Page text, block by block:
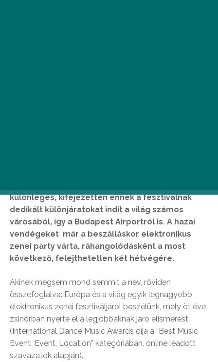
különleges, kifejezetten ennek a fesztiválnak
dedikált különjáratokat indít a világ számos
városából, így a Budapest Airportról is. A hazai
vendégeket már a beszálláskor elektronikus
zenei party várta, ráhangolódásként a most
következő, felejthetetlen két hétvégére.
Akinek mégsem mond semmit a név, röviden
összefoglalva: Európa és a világ egyik legnagyobb
elektronikus zenei fesztiváljáról beszélünk, mely öt éve
zsinórban nyerte el a legjobbaknak járó elismerést
(International Dance Music Awards díja a “Best Music
Event Event, Location” kategóriában, online leadott
szavazatok alapján).